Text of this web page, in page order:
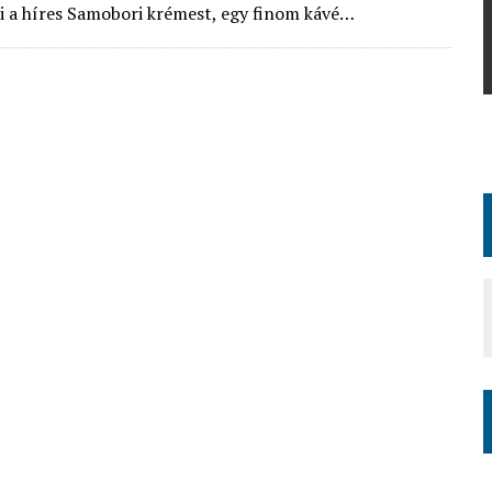
a híres Samobori krémest, egy finom kávé…
Újra kiválóan sikerült a Shinkyokushin
Nyílt Szlovák Bajnokság